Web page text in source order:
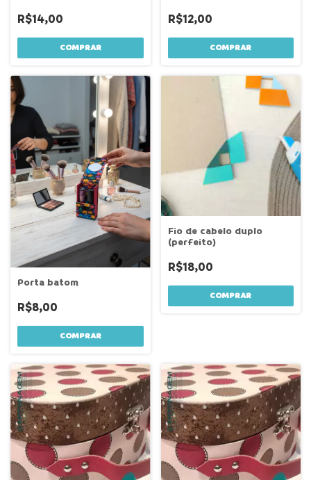
R$14,00 R$12,00
COMPRAR
Porta batom
R$8,00
Fio de cabelo duplo
(perfeito)
R$18,00
COMPRAR